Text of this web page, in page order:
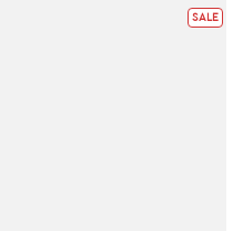
SALE